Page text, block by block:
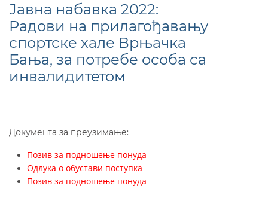
Јавна набавка 2022:
Радови на прилагођавању
спортске хале Врњачка
Бања, за потребе особа са
инвалидитетом
Документа за преузимање:
Позив за подношење понуда
Одлука о обустави поступка
Позив за подношење понуда